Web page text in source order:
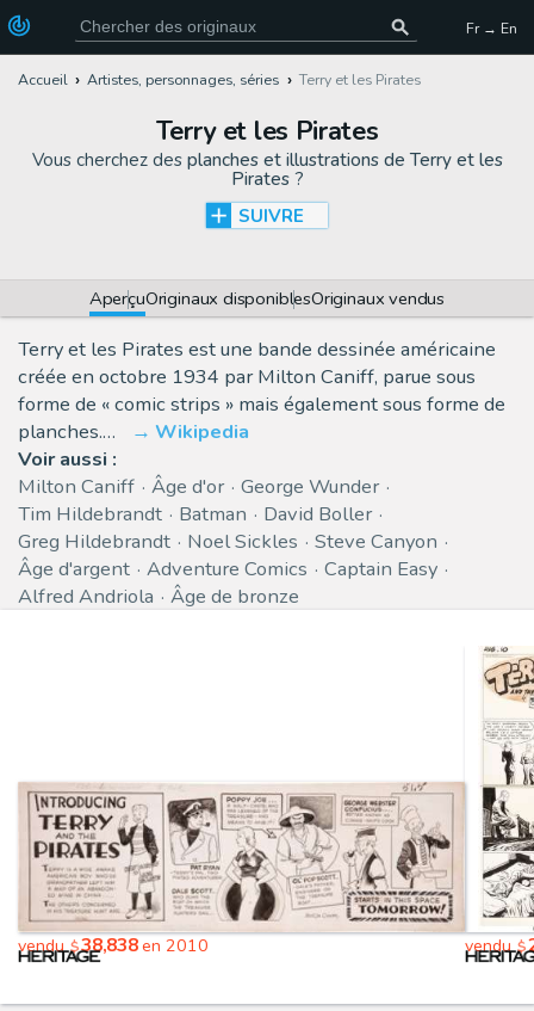
Fr → En
Accueil Artistes, personnages, séries Terry et les Pirates
Terry et les Pirates
Vous cherchez des planches et illustrations de Terry et les
Pirates?
SUIVRE
AperçuOriginaux disponiblesOriginaux vendus
Terry et les Pirates est une bande dessinée américaine
créée en octobre 1934 par Milton Caniff, parue sous
forme de « comic strips » mais également sous forme de
planches.…
Wikipedia
Voir aussi :
Milton Caniff
Âge d'or
George Wunder
Tim Hildebrandt
Batman
David Boller
Greg Hildebrandt
Noel Sickles
Steve Canyon
Âge d'argent
Adventure Comics
Captain Easy
Alfred Andriola
Âge de bronze
vendu$38,838en 2010 vendu$